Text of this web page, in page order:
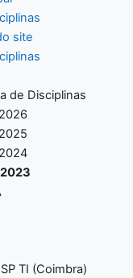
site
de Disciplinas
TI (Coimbra)